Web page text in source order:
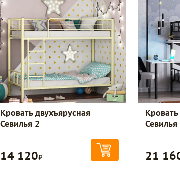
Кровать двухъярусная
Севилья 2
14 120Р 21